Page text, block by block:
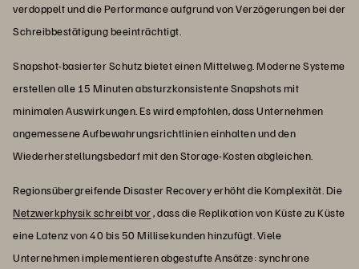
verdoppelt und die Performance aufgrund von Verzögerungen bei der
Schreibbestätigung beeinträchtigt.
Snapshot-basierter Schutz bietet einen Mittelweg. Moderne Systeme
erstellen alle 15 Minuten absturzkonsistente Snapshots mit
minimalen Auswirkungen. Es wird empfohlen, dass Unternehmen
angemessene Aufbewahrungsrichtlinien einhalten und den
Wiederherstellungsbedarf mit den Storage-Kosten abgleichen.
Regionsübergreifende Disaster Recovery erhöht die Komplexität. Die
Netzwerkphysik schreibt vor, dass die Replikation von Küste zu Küste
eine Latenz von 40 bis 50 Millisekunden hinzufügt. Viele
Unternehmen implementieren abgestufte Ansätze: synchrone